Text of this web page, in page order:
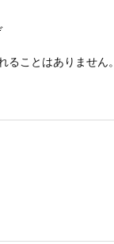
ることはありません。